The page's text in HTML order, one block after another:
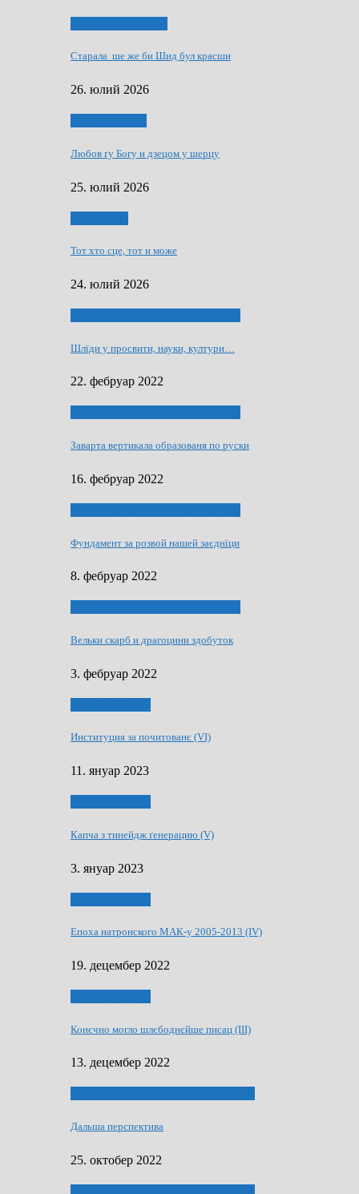
Старала ше же би Шид бул красши
26. юлий 2026
Любов ґу Богу и дзецом у шерцу
25. юлий 2026
Тот хто сце, тот и може
24. юлий 2026
Шлїди у просвити, науки, култури…
22. фебруар 2022
Заварта вертикала образованя по руски
16. фебруар 2022
Фундамент за розвой нашей заєднїци
8. фебруар 2022
Вельки скарб и драгоцини здобуток
3. фебруар 2022
Институция за почитованє (VI)
11. януар 2023
Капча з тинейдж ґенерацию (V)
3. януар 2023
Епоха натронского МАК-у 2005-2013 (IV)
19. децембер 2022
Конєчно могло шлєбоднєйше писац (III)
13. децембер 2022
Дальша перспектива
25. октобер 2022